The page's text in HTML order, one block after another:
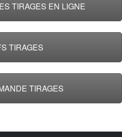
TIRAGES EN LIGNE
TIRAGES
TIRAGES